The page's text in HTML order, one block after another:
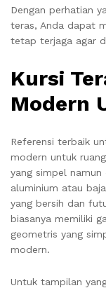
Dengan perhatian
teras, Anda dapat
tetap terjaga agar
Kursi
Modern
Referensi terbaik
modern untuk
yang simpel
aluminium atau
yang bersih dan
biasanya memiliki
geometris yang
modern.
Untuk tampilan